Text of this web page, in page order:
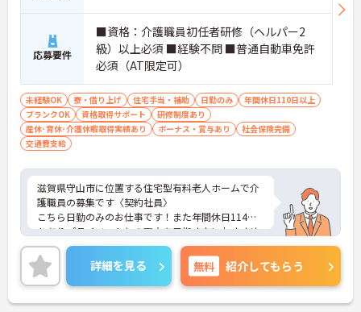
応募要件
■資格：介護職員初任者研修（ヘルパー2
級）以上必須 ■経験不問 ■普通自動車免許
必須（AT限定可）
未経験OK 寮・借り上げ 住宅手当・補助 日勤のみ
年間休日110日以上
ブランクOK
資格取得サポート
研修制度あり
産休･育休･介護休暇取得実績あり
ボーナス・賞与あり
社会保険完備
交通費支給
滋賀県守山市に位置する住宅型有料老人ホームで介
護職員の募集です〈契約社員〉
こちら日勤のみのお仕事です！また年間休日114日
もありプライベートとの両立を目指す方におすすめ
の環境です◎
昇給や賞与制度があり、頑張りが評価されてしっか
りと職員に還元されます。さらに福利厚生も充実し
ているのは嬉しいポイントです◎
こちらの求人にご興味がございましたら面接のポイ
詳細を見る 無料 紹介してもらう